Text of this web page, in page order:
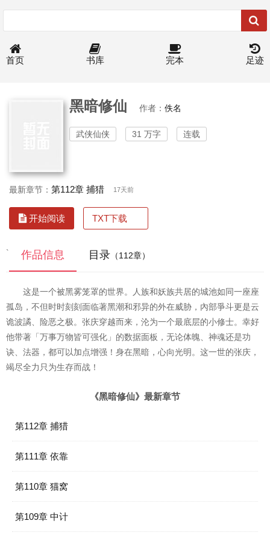
首页 书库 完本 足迹
黑暗修仙 作者： 佚名
武侠仙侠 31 万字 连载
最新章节： 第112章 捕猎 17天前
开始阅读 TXT下载
` 作品信息 目录 （112章）
这是一个被黑雾笼罩的世界。人族和妖族共居的城池如同一座座
孤岛，不但时时刻刻面临著黑潮和邪异的外在威胁，內部爭斗更是云
诡波譎、险恶之极。张庆穿越而来，沦为一个最底层的小修士。幸好
他带著「万事万物皆可强化」的数据面板，无论体魄、神魂还是功
诀、法器，都可以加点增强！身在黑暗，心向光明。这一世的张庆，
竭尽全力只为生存而战！
《黑暗修仙》最新章节
第112章 捕猎
第111章 依靠
第110章 猫窝
第109章 中计